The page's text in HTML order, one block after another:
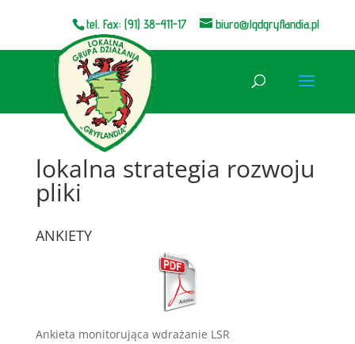
Otwórz pasek narzędzi
tel. Fax: (91) 38-411-17 biuro@lgdgryflandia.pl
lokalna strategia rozwoju
pliki
ANKIETY
Ankieta monitorująca wdrażanie LSR